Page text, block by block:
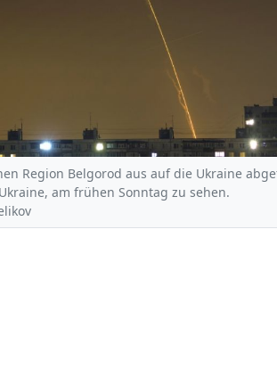
Region Belgorod aus auf die Ukraine
am frühen Sonntag zu sehen.